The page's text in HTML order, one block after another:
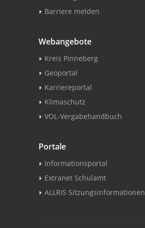
Barriere melden
Webangebote
Kreis Pinneberg
Geoportal
Karriereportal
Klimaschutz
VOL-Vergabehandbuch
Portale
Informationsportal
Extranet Schulamt
ALLRIS Sitzungsinformationen